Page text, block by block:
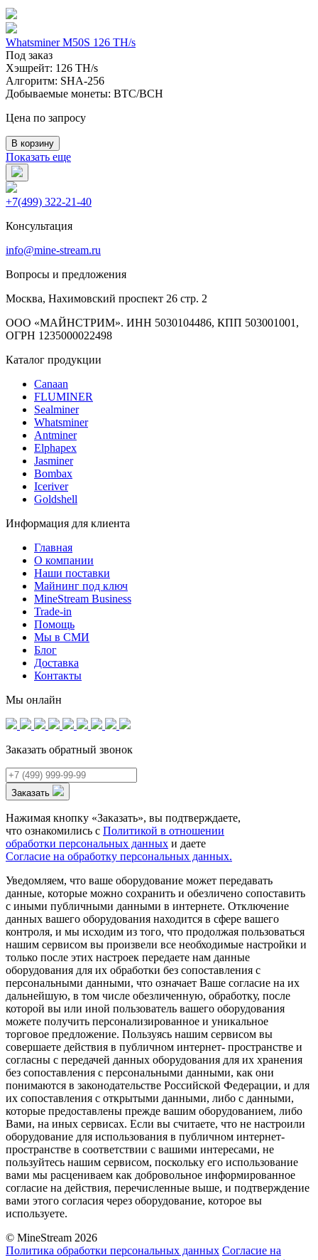
Whatsminer M50S 126 TH/s
Под заказ
Хэшрейт: 126 TH/s
Алгоритм: SHA-256
Добываемые монеты: BTC/BCH
Цена по запросу
В корзину
Показать еще
+7(499) 322-21-40
Консультация
info@mine-stream.ru
Вопросы и предложения
Москва, Нахимовский проспект 26 стр. 2
ООО «МАЙНСТРИМ». ИНН 5030104486, КПП 503001001,
ОГРН 1235000022498
Каталог продукции
Canaan
FLUMINER
Sealminer
Whatsminer
Antminer
Elphapex
Jasminer
Bombax
Iceriver
Goldshell
Информация для клиента
Главная
О компании
Наши поставки
Майнинг под ключ
MineStream Business
Trade-in
Помощь
Мы в СМИ
Блог
Доставка
Контакты
Мы онлайн
Заказать обратный звонок
Заказать
Нажимая кнопку «Заказать», вы подтверждаете,
что ознакомились с Политикой в отношении
обработки персональных данных и даете
Согласие на обработку персональных данных.
Уведомляем, что ваше оборудование может передавать
данные, которые можно сохранить и обезличено сопоставить
с иными публичными данными в интернете. Отключение
данных вашего оборудования находится в сфере вашего
контроля, и мы исходим из того, что продолжая пользоваться
нашим сервисом вы произвели все необходимые настройки и
только после этих настроек передаете нам данные
оборудования для их обработки без сопоставления с
персональными данными, что означает Ваше согласие на их
дальнейшую, в том числе обезличенную, обработку, после
которой вы или иной пользователь вашего оборудования
можете получить персонализированное и уникальное
торговое предложение. Пользуясь нашим сервисом вы
совершаете действия в публичном интернет- пространстве и
согласны с передачей данных оборудования для их хранения
без сопоставления с персональными данными, как они
понимаются в законодательстве Российской Федерации, и для
их сопоставления с открытыми данными, либо с данными,
которые предоставлены прежде вашим оборудованием, либо
Вами, на иных сервисах. Если вы считаете, что не настроили
оборудование для использования в публичном интернет-
пространстве в соответствии с вашими интересами, не
пользуйтесь нашим сервисом, поскольку его использование
вами мы расцениваем как добровольное информированное
согласие на действия, перечисленные выше, и подтверждение
вами этого согласия через оборудование, которое вы
используете.
© MineStream 2026
Политика обработки персональных данных Согласие на